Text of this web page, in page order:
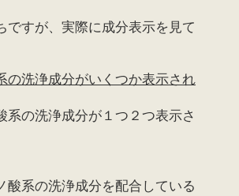
ですが、実際に成分表示を見て
の洗浄成分がいくつか表示され
系の洗浄成分が１つ２つ表示さ
酸系の洗浄成分を配合している